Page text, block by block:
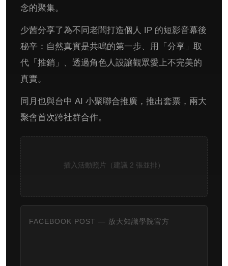
念的聚集。
少茜分享了為不同老闆打造個人 IP 的短影音幕後
秘辛：自然真實是共鳴的第一步、用「分享」取
代「推銷」、透過角色人設讓觀眾愛上不完美的
真實。
同月也與台中 AI 小聚聯合推廣，推出套票，兩大
聚會首次跨社群合作。
插入活動照片（建議 2 張並排）
FACEBOOK POST — 放大知識學院官方